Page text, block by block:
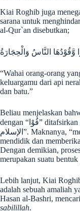
Kiai Roghib juga
sarana untuk
al-Qur`an disebutkan;
وَّقُوْدُهَا النَّاسُ وَالْحِجَارَةُ
“Wahai orang-orang
keluargamu dari api
dan batu.”
Beliau menjelaskan
dengan “قُوْا” ditafsirkan sebagai “علموهم و أدبوهم بشرائع
الإسلام”. Maknanya, “menjaga” dalam ayat ini dimaknai dengan
mendidik dan
Dengan demikian,
merupakan suatu
Lebih lanjut, Kiai
adalah sebuah amaliah
Hasan al-Bashri,
sabilillah.